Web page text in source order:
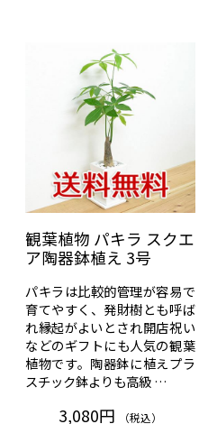
観葉植物 パキラ スクエ
ア陶器鉢植え 3号
パキラは比較的管理が容易で
育てやすく、発財樹とも呼ば
れ縁起がよいとされ開店祝い
などのギフトにも人気の観葉
植物です。陶器鉢に植えプラ
スチック鉢よりも高級 …
3,080円 （税込）